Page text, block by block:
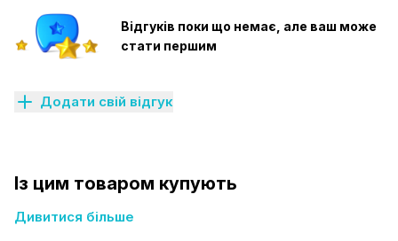
Відгуків поки що немає, але ваш може
стати першим
Додати свій відгук
Із цим товаром купують
Дивитися більше